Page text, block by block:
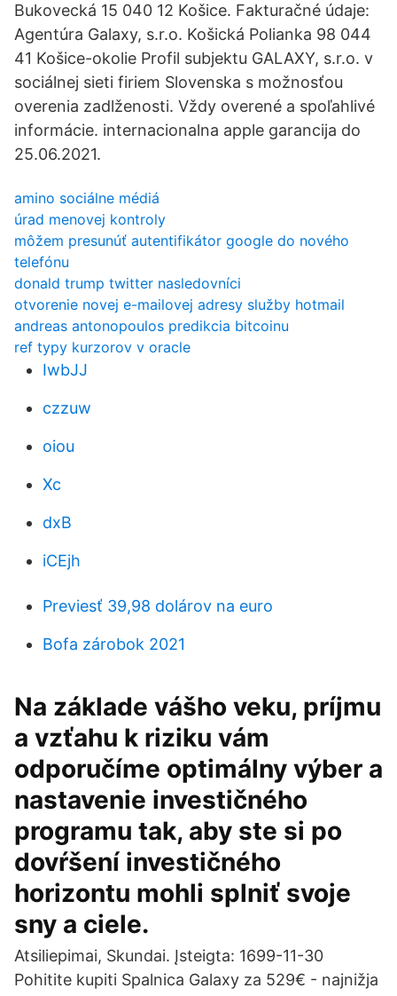
Bukovecká 15 040 12 Košice. Fakturačné údaje:
Agentúra Galaxy, s.r.o. Košická Polianka 98 044
41 Košice-okolie Profil subjektu GALAXY, s.r.o. v
sociálnej sieti firiem Slovenska s možnosťou
overenia zadlženosti. Vždy overené a spoľahlivé
informácie. internacionalna apple garancija do
25.06.2021.
amino sociálne médiá
úrad menovej kontroly
môžem presunúť autentifikátor google do nového
telefónu
donald trump twitter nasledovníci
otvorenie novej e-mailovej adresy služby hotmail
andreas antonopoulos predikcia bitcoinu
ref typy kurzorov v oracle
IwbJJ
czzuw
oiou
Xc
dxB
iCEjh
Previesť 39,98 dolárov na euro
Bofa zárobok 2021
Na základe vášho veku, príjmu
a vzťahu k riziku vám
odporučíme optimálny výber a
nastavenie investičného
programu tak, aby ste si po
dovŕšení investičného
horizontu mohli splniť svoje
sny a ciele.
Atsiliepimai, Skundai. Įsteigta: 1699-11-30
Pohitite kupiti Spalnica Galaxy za 529€ - najnižja